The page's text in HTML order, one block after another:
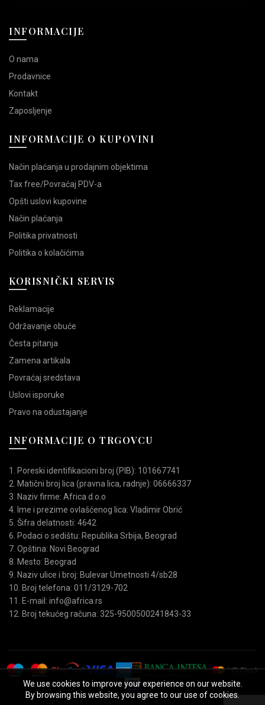
INFORMACIJE
O nama
Prodavnice
Kontakt
Zaposljenje
INFORMACIJE O KUPOVINI
Način plaćanja u prodajnim objektima
Tax free/Povraćaj PDV-a
Opšti uslovi kupovine
Način plaćanja
Politika privatnosti
Politika o kolačićima
KORISNIČKI SERVIS
Reklamacije
Održavanje obuće
Česta pitanja
Zamena artikala
Povraćaj sredstava
Uslovi isporuke
Pravo na odustajanje
INFORMACIJE O TRGOVCU
1. Poreski identifikacioni broj (PIB): 101667741
2. Matični broj lica (pravna lica, radnje): 06666337
3. Naziv firme: Africa d.o.o
4. Ime i prezime ovlašćenog lica: Vladimir Obrić
5. Šifra delatnosti: 4642
6. Podaci o sedištu: Republika Srbija, Beograd
7. Opština: Novi Beograd
8. Mesto: Beograd
9. Naziv ulice i broj: Bulevar Umetnosti 4/sb28
10. Broj telefona: 011/3129-702
11. E-mail: info@africa.rs
12. Broj tekućeg računa: 325-9500500241843-33
We use cookies to improve your experience on our website.
By browsing this website, you agree to our use of cookies.